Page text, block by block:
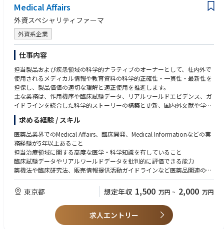
イムリーかつ効果的な対応を確実に行う。
・強固な顧客関係を構築し、重大なサービス問題が発生した際の主要なエ
スカレーション窓口としての役割を果たす。
・チーム体制の再構築と強化、若手エンジニアの育成、およびチームの能
力とエンゲージメントの向上を図る。
・複数の製品グループにまたがるサービス活動、リソース配分、ケースの
優先順位付け、および現場での実行を調整する。
・特にOES事業において、販売代理店、外部サービスパートナー、および
外部委託エンジニアとのコミュニケーションおよび交渉を管理する。
・迅速な対応と強力な現場調整が不可欠な、主に金属加工業界のOES顧客
をサポートする。
・安定したサービス実行と顧客の信頼が不可欠な、製造業や製薬業界を含
むMC顧客をサポートする。
・半導体製造業界の顧客を含むEDS顧客をサポートし、高品質なサービス
とエスカレーション管理が求められる分野に対応します。
・営業チーム、テクニカルサポート、グローバルチーム、および社内のス
テークホルダーと連携し、顧客体験とビジネス成果の向上を図ります。
・現場サービス業務において、継続的な改善、安全、品質、およびコンプ
ライアンスを推進します。
■サーモフィッシャーサイエンティフィックについて
私たちは「世界をより健康で、より清潔、より安全な場所にするために、
ことをミッションとして掲げ、サイエンスの発展を支援しています。
https://jbpress.ismedia.jp/ts/thermofisherscientific/
・サービス管理システム、CRMツール、およびMicrosoft Officeアプリケー
ションの熟練した操作能力。
・有効な運転免許証を所持しており、必要に応じて全国への出張（最大約
30％）が可能であること。
■歓迎要件
・金属加工、製造、製薬、または半導体業界における顧客サポートの経
験。
・販売代理店のサービス業務、または外部委託のサービスエンジニアの管
理経験。
・分析機器、高電圧システム、またはX線関連製品に関する安全、品質シ
ステム、およびコンプライアンス要件に関する知識。
・ビジネスレベルの英語コミュニケーション能力。
Medical Affairs
外資スペシャリティファーマ
外資系企業
仕事内容
担当製品および疾患領域の科学的ナラティブのオーナーとして、社内外で
使用されるメディカル情報や教育資料の科学的正確性・一貫性・最新性を
担保し、製品価値の適切な理解と適正使用を推進します。
主な業務は、作用機序や臨床試験データ、リアルワールドエビデンス、ガ
イドラインを統合した科学的ストーリーの構築と更新、国内外文献や学会
情報の収集・評価・共有です。学術スライドやFAQ、論文、デジタルコン
テンツの科学的レビューと助言を行い、MSLやMedical Leadへの専門的サ
ポートも担当します。
社内向けメディカルトレーニングの企画・実施、疾患理解や競合環境の情
報発信、PMSやRWEの科学的解釈支援、クロスファンクショナル連携も含
まれます。
学会や社内会議への参加は5～10％程度です。
求める経験 / スキル
医薬品業界でのMedical Affairs、臨床開発、Medical Informationなどの実
務経験が5年以上あること
担当治療領域に関する高度な医学・科学知識を有していること
臨床試験データやリアルワールドデータを批判的に評価できる能力
薬機法や臨床研究法、販売情報提供活動ガイドラインなど医薬品関連の法
規・ガイドラインの基本的理解
医学・薬学分野の英語文献を読み解く力と、資料作成やプレゼンテーショ
ンができる英語コミュニケーション能力
医学・薬学または生命科学系の学士以上の学位（修士・博士号があれば尚
Medical Information関連業務経験が3年以上ある場合も対象となる
東京都 想定年収 1,500 万円 ~ 2,000 万円
求人エントリー